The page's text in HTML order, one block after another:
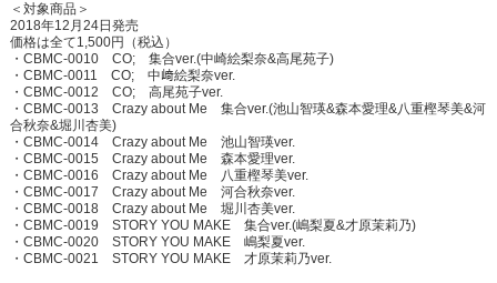
＜対象商品＞
2018年12月24日発売
価格は全て1,500円（税込）
・CBMC-0010 CO; 集合ver.(中崎絵梨奈&高尾苑子)
・CBMC-0011 CO; 中﨑絵梨奈ver.
・CBMC-0012 CO; 高尾苑子ver.
・CBMC-0013 Crazy about Me 集合ver.(池山智瑛&森本愛理&八重樫琴美&河
合秋奈&堀川杏美)
・CBMC-0014 Crazy about Me 池山智瑛ver.
・CBMC-0015 Crazy about Me 森本愛理ver.
・CBMC-0016 Crazy about Me 八重樫琴美ver.
・CBMC-0017 Crazy about Me 河合秋奈ver.
・CBMC-0018 Crazy about Me 堀川杏美ver.
・CBMC-0019 STORY YOU MAKE 集合ver.(嶋梨夏&才原茉莉乃)
・CBMC-0020 STORY YOU MAKE 嶋梨夏ver.
・CBMC-0021 STORY YOU MAKE 才原茉莉乃ver.